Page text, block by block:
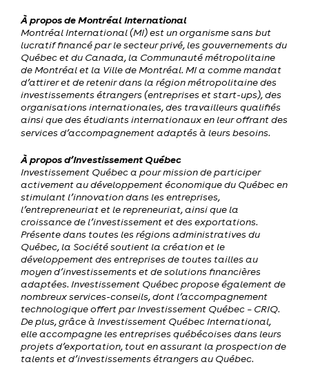
À propos de Montréal International
Montréal International (MI) est un organisme sans but
lucratif financé par le secteur privé, les gouvernements du
Québec et du Canada, la Communauté métropolitaine
de Montréal et la Ville de Montréal. MI a comme mandat
d’attirer et de retenir dans la région métropolitaine des
investissements étrangers (entreprises et start-ups), des
organisations internationales, des travailleurs qualifiés
ainsi que des étudiants internationaux en leur offrant des
services d’accompagnement adaptés à leurs besoins.
À propos d’Investissement Québec
Investissement Québec a pour mission de participer
activement au développement économique du Québec en
stimulant l’innovation dans les entreprises,
l’entrepreneuriat et le repreneuriat, ainsi que la
croissance de l’investissement et des exportations.
Présente dans toutes les régions administratives du
Québec, la Société soutient la création et le
développement des entreprises de toutes tailles au
moyen d’investissements et de solutions financières
adaptées. Investissement Québec propose également de
nombreux services-conseils, dont l’accompagnement
technologique offert par Investissement Québec – CRIQ.
De plus, grâce à Investissement Québec International,
elle accompagne les entreprises québécoises dans leurs
projets d’exportation, tout en assurant la prospection de
talents et d’investissements étrangers au Québec.